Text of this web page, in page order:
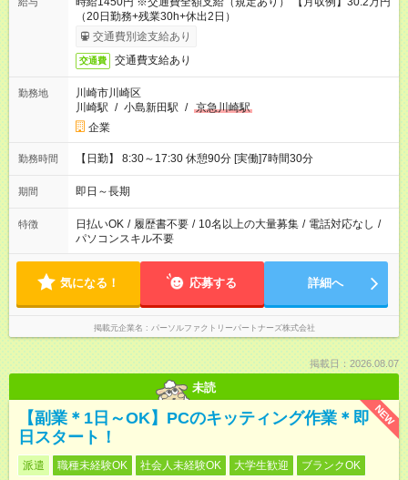
（20日勤務+残業30h+休出2日）
交通費別途支給あり
交通費 交通費支給あり
勤務地
川崎市川崎区
川崎駅 / 小島新田駅 / 京急川崎駅
企業
勤務時間 【日勤】 8:30～17:30 休憩90分 [実働]7時間30分
期間 即日～長期
特徴 日払いOK / 履歴書不要 / 10名以上の大量募集 / 電話対応なし /
パソコンスキル不要
気になる！ 応募する 詳細へ
掲載元企業名 パーソルファクトリーパートナーズ株式会社
掲載日：2026.08.07
未読
NEW
【副業＊1日～OK】PCのキッティング作業＊即
日スタート！
派遣 職種未経験OK 社会人未経験OK 大学生歓迎
ブランクOK